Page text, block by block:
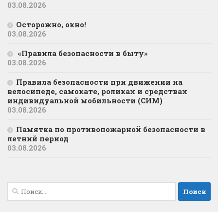
03.08.2026
Осторожно, окно!
03.08.2026
«Правила безопасности в быту»
03.08.2026
Правила безопасности при движении на
велосипеде, самокате, роликах и средствах
индивидуальной мобильности (СИМ)
03.08.2026
Памятка по противопожарной безопасности в
летний период
03.08.2026
Найти: